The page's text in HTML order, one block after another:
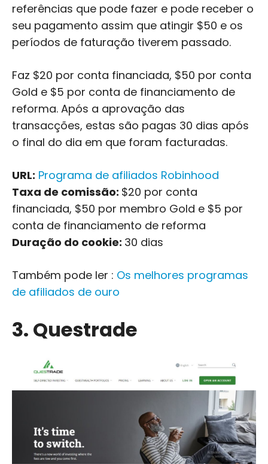
referências que pode fazer e pode receber o
seu pagamento assim que atingir $50 e os
períodos de faturação tiverem passado.
Faz $20 por conta financiada, $50 por conta
Gold e $5 por conta de financiamento de
reforma. Após a aprovação das
transacções, estas são pagas 30 dias após
o final do dia em que foram facturadas.
URL: Programa de afiliados Robinhood
Taxa de comissão: $20 por conta
financiada, $50 por membro Gold e $5 por
conta de financiamento de reforma
Duração do cookie: 30 dias
Também pode ler : Os melhores programas
de afiliados de ouro
3. Questrade